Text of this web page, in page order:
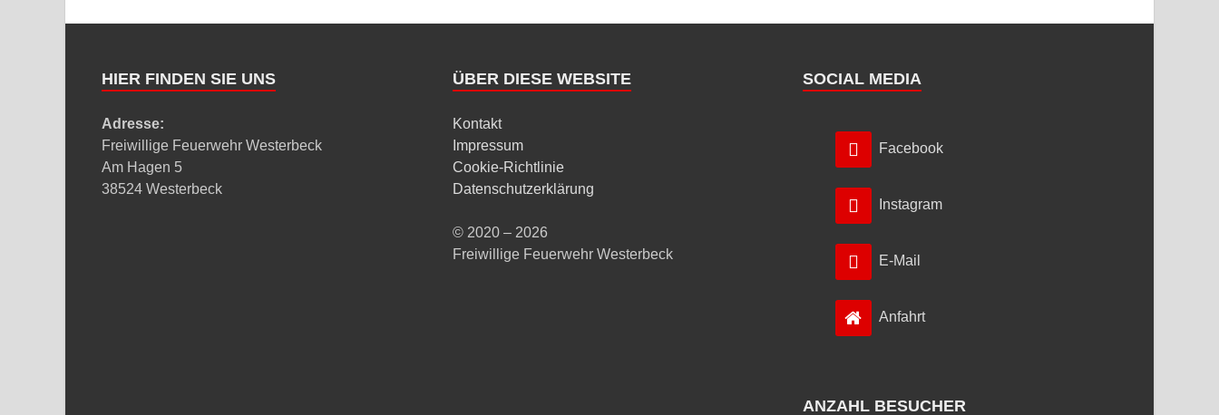
HIER FINDEN SIE UNS
Adresse:
Freiwillige Feuerwehr Westerbeck
Am Hagen 5
38524 Westerbeck
ÜBER DIESE WEBSITE
Kontakt
Impressum
Cookie-Richtlinie
Datenschutzerklärung
© 2020 – 2026
Freiwillige Feuerwehr Westerbeck
SOCIAL MEDIA
Facebook
Instagram
E-Mail
Anfahrt
ANZAHL BESUCHER